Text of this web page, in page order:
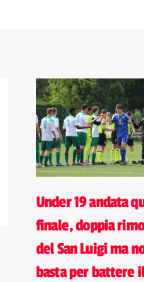
Under 19 andata
finale, doppia
del San Luigi ma
basta per battere il